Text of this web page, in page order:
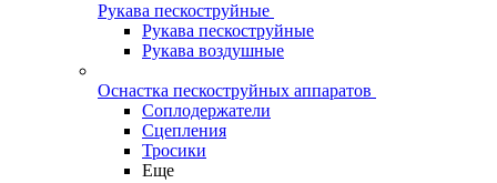
Рукава пескоструйные
Рукава пескоструйные
Рукава воздушные
Оснастка пескоструйных аппаратов
Соплодержатели
Сцепления
Тросики
Еще